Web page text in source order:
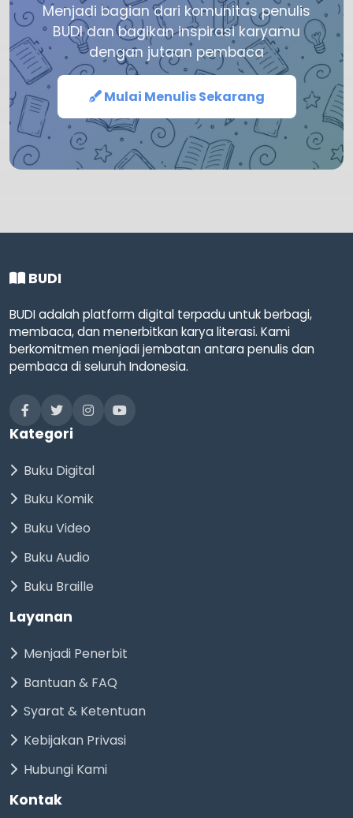
Menjadi bagian dari komunitas penulis
BUDI dan bagikan inspirasi karyamu
dengan jutaan pembaca
Mulai Menulis Sekarang
BUDI
BUDI adalah platform digital terpadu untuk berbagi,
membaca, dan menerbitkan karya literasi. Kami
berkomitmen menjadi jembatan antara penulis dan
pembaca di seluruh Indonesia.
Kategori
Buku Digital
Buku Komik
Buku Video
Buku Audio
Buku Braille
Layanan
Menjadi Penerbit
Bantuan & FAQ
Syarat & Ketentuan
Kebijakan Privasi
Hubungi Kami
Kontak